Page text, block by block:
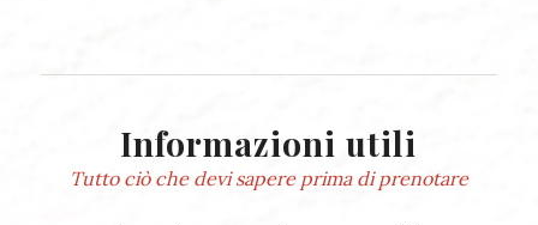
Informazioni utili
Tutto ciò che devi sapere prima di prenotare